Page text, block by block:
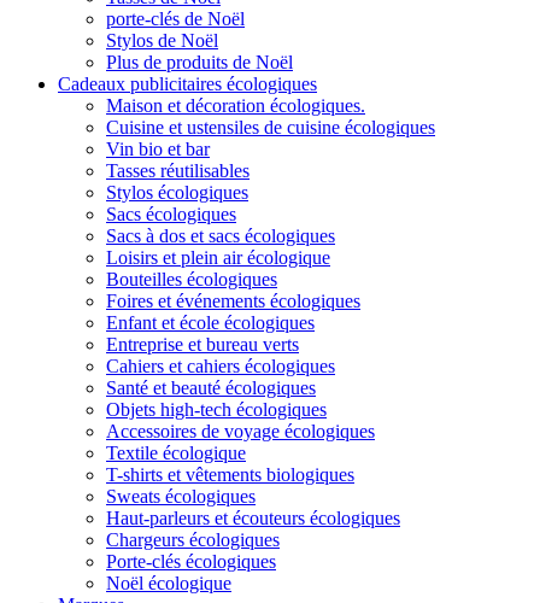
porte-clés de Noël
Stylos de Noël
Plus de produits de Noël
Cadeaux publicitaires écologiques
Maison et décoration écologiques.
Cuisine et ustensiles de cuisine écologiques
Vin bio et bar
Tasses réutilisables
Stylos écologiques
Sacs écologiques
Sacs à dos et sacs écologiques
Loisirs et plein air écologique
Bouteilles écologiques
Foires et événements écologiques
Enfant et école écologiques
Entreprise et bureau verts
Cahiers et cahiers écologiques
Santé et beauté écologiques
Objets high-tech écologiques
Accessoires de voyage écologiques
Textile écologique
T-shirts et vêtements biologiques
Sweats écologiques
Haut-parleurs et écouteurs écologiques
Chargeurs écologiques
Porte-clés écologiques
Noël écologique